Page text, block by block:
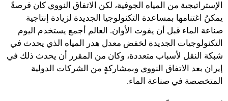
الإستراتيجية من المياه الجوفية، لكن الاتفاق النووي كان فرصةً
يمكنُ اغتنامها بمساعدة التكنولوجيا الجديدة لزيادة إنتاجية
صناعة الماء قبل أن يفوت الأوان. العالم أجمع يستخدم اليوم
التكنولوجيات الجديدة لخفض معدل هدر المياه الذي يحدث في
شبكة النقل لأسباب متعددة، وكان من المقرر أن يحدث ذلك في
إيران بعد الاتفاق النووي وبمشاركةٍ من الشركات الدولية
المتخصصة في صناعة الماء.